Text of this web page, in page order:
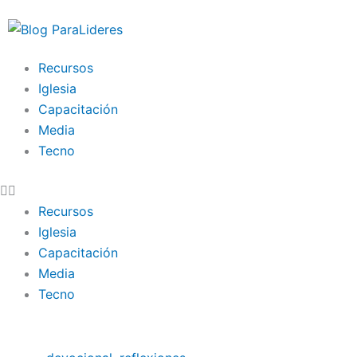
al
Recursos
Iglesia
Capacitación
Media
Tecno
Recursos
Iglesia
Capacitación
Media
Tecno